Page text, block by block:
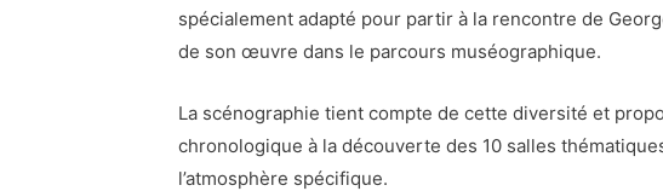
spécialement adapté pour partir à la rencontre de
de son œuvre dans le parcours muséographique.
La scénographie tient compte de cette diversité et
chronologique à la découverte des 10 salles
l’atmosphère spécifique.